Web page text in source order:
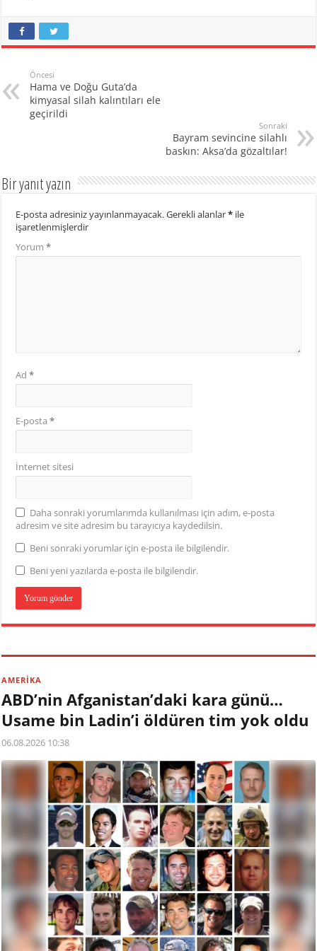
Öncesi
Hama ve Doğu Guta’da
kimyasal silah kalıntıları ele
geçirildi
Sonraki
Bayram sevincine silahlı
baskın: Aksa’da gözaltılar!
Bir yanıt yazın
E-posta adresiniz yayınlanmayacak.Gerekli alanlar* ile
işaretlenmişlerdir
Yorum*
Ad*
E-posta*
İnternet sitesi
Daha sonraki yorumlarımda kullanılması için adım, e-posta
adresim ve site adresim bu tarayıcıya kaydedilsin.
Beni sonraki yorumlar için e-posta ile bilgilendir.
Beni yeni yazılarda e-posta ile bilgilendir.
AMERİKA
ABD’nin Afganistan’daki kara günü…
Usame bin Ladin’i öldüren tim yok oldu
06.08.2026 10:38